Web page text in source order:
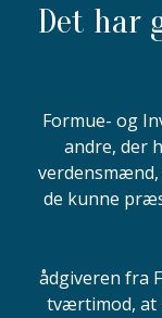
Det har
Formue- og
andre, der
de kunne
ådgiveren fra
tværtimod, at